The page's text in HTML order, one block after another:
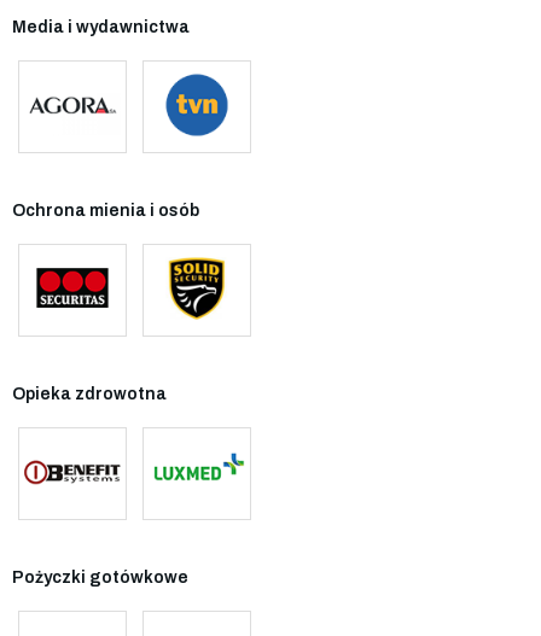
Media i wydawnictwa
Ochrona mienia i osób
Opieka zdrowotna
Pożyczki gotówkowe